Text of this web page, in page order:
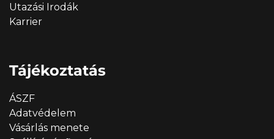
Utazási Irodák
Karrier
Tájékoztatás
ÁSZF
Adatvédelem
Vásárlás menete